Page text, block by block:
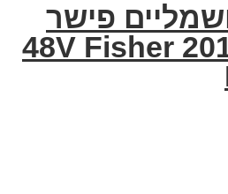
פישר
דיימונד 2018 48V Fisher